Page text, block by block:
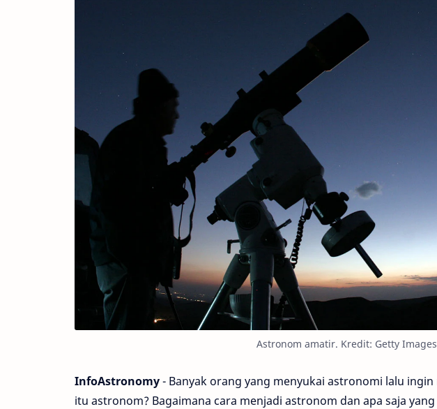
Astronom amatir. Kredit: Getty Images
InfoAstronomy- Banyak orang yang menyukai astronomi lalu
itu astronom? Bagaimana cara menjadi astronom dan apa saja